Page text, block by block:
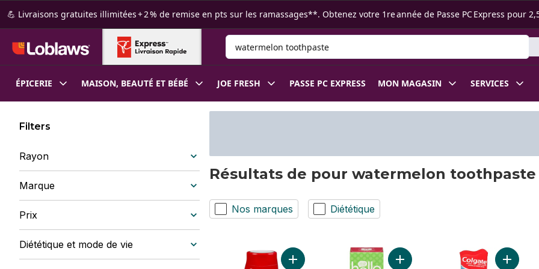
Passer au contenu principal
Passer au pied de page
💪 Livraisons gratuites illimitées + 2 % de remise en pts sur les ramassages**. Obtenez votre 1re année de Passe PC Express pour
Rechercher des produits
ÉPICERIE MAISON, BEAUTÉ ET BÉBÉ JOE FRESH PASSE PC EXPRESS MON MAGASIN SERVICES
Filters
Rayon
Marque
Prix
Diététique et mode de vie
Résultats de pour watermelon toothpaste
Nos marques Diététique
Ajouter Dentifrice Et Rince-Bouche 2 En 1 Pour Enfants En
Ajouter Dentifrice enfants Fresh
Ajouter